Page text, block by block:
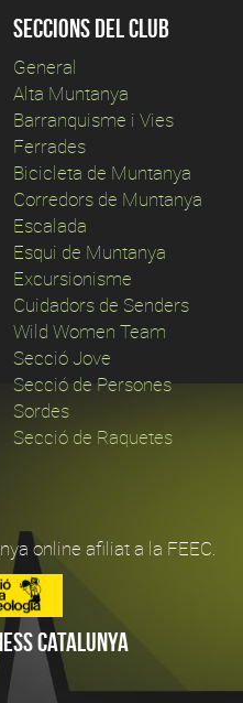
Seccions del club
General
Alta Muntanya
Barranquisme i Vies
Ferrades
Bicicleta de Muntanya
Corredors de Muntanya
Escalada
Esqui de Muntanya
Excursionisme
Cuidadors de Senders
Wild Women Team
Secció Jove
Secció de Persones
Sordes
Secció de Raquetes
online afiliat a la FEEC.
Catalunya